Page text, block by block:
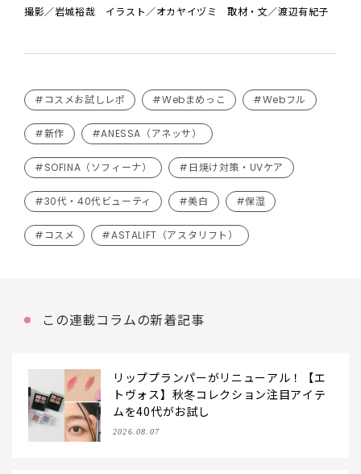
撮影／岩城裕哉 イラスト／オカヤイヅミ 取材・文／渡辺有紀子
#コスメお試しレポ #Webまめっこ #Webフル
#新作 #ANESSA（アネッサ）
#SOFINA（ソフィーナ） #日焼け対策・UVケア
#30代・40代ビューティ #美白 #保湿
#コスメ #ASTALIFT（アスタリフト）
この連載コラムの新着記事
リッププランパーがリニューアル！【エ
トヴォス】秋冬コレクション注目アイテ
ムを40代がお試し
2026.08.07